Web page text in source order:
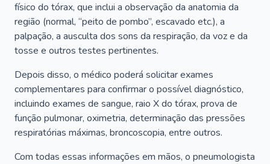
físico do tórax, que inclui a observação da anatomia da
região (normal, “peito de pombo”, escavado etc.), a
palpação, a ausculta dos sons da respiração, da voz e da
tosse e outros testes pertinentes.
Depois disso, o médico poderá solicitar exames
complementares para confirmar o possível diagnóstico,
incluindo exames de sangue, raio X do tórax, prova de
função pulmonar, oximetria, determinação das pressões
respiratórias máximas, broncoscopia, entre outros.
Com todas essas informações em mãos, o pneumologista